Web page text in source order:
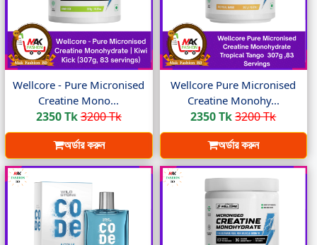
Wellcore - Pure Micronised
Creatine Mono...
2350 Tk3200 Tk
অর্ডার করুন
Wellcore Pure Micronised
Creatine Monohy...
2350 Tk3200 Tk
অর্ডার করুন